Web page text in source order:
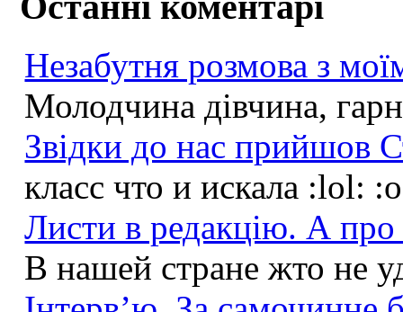
Незабутня розмова з
Молодчина дівчина,
Звідки до нас прийшов
класс что и искала :lol:
Листи в редакцію. А
В нашей стране жто не